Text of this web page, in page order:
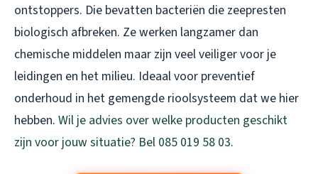
ontstoppers. Die bevatten bacteriën die zeepresten
biologisch afbreken. Ze werken langzamer dan
chemische middelen maar zijn veel veiliger voor je
leidingen en het milieu. Ideaal voor preventief
onderhoud in het gemengde rioolsysteem dat we hier
hebben. Wil je advies over welke producten geschikt
zijn voor jouw situatie? Bel 085 019 58 03.